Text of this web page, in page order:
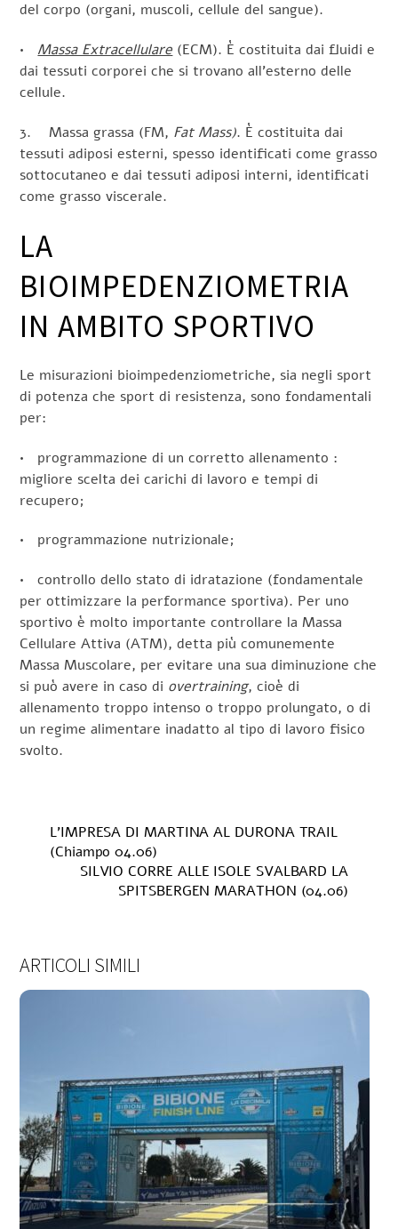
del corpo (organi, muscoli, cellule del sangue).
• Massa Extracellulare (ECM). È costituita dai fluidi e
dai tessuti corporei che si trovano all’esterno delle
cellule.
3. Massa grassa (FM, Fat Mass). È costituita dai
tessuti adiposi esterni, spesso identificati come grasso
sottocutaneo e dai tessuti adiposi interni, identificati
come grasso viscerale.
LA
BIOIMPEDENZIOMETRIA
IN AMBITO SPORTIVO
Le misurazioni bioimpedenziometriche, sia negli sport
di potenza che sport di resistenza, sono fondamentali
per:
• programmazione di un corretto allenamento :
migliore scelta dei carichi di lavoro e tempi di
recupero;
• programmazione nutrizionale;
• controllo dello stato di idratazione (fondamentale
per ottimizzare la performance sportiva). Per uno
sportivo è molto importante controllare la Massa
Cellulare Attiva (ATM), detta più comunemente
Massa Muscolare, per evitare una sua diminuzione che
si può avere in caso di overtraining, cioè di
allenamento troppo intenso o troppo prolungato, o di
un regime alimentare inadatto al tipo di lavoro fisico
svolto.
L’IMPRESA DI MARTINA AL DURONA TRAIL
(Chiampo 04.06)
SILVIO CORRE ALLE ISOLE SVALBARD LA
SPITSBERGEN MARATHON (04.06)
ARTICOLI SIMILI